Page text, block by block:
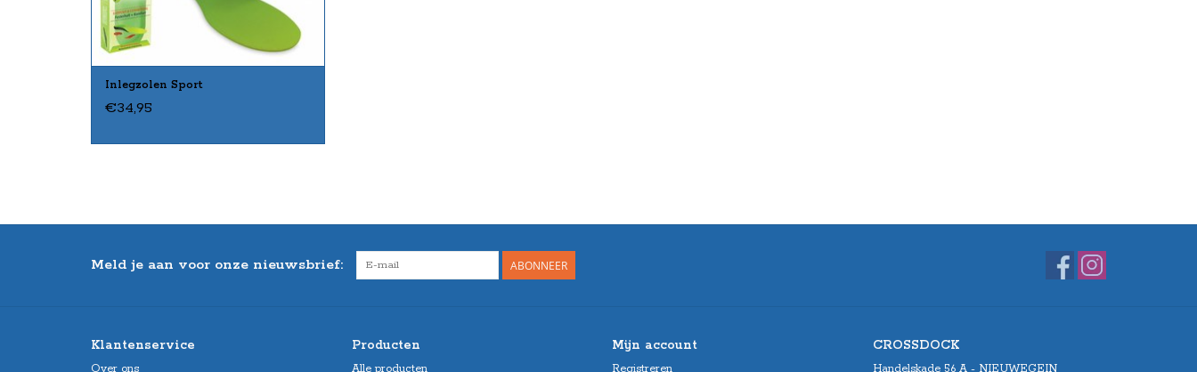
Inlegzolen Sport
€34,95
Meld je aan voor onze nieuwsbrief: ABONNEER
Klantenservice
Over ons
Producten
Alle producten
Mijn account
Registreren
CROSSDOCK
Handelskade 56 A - NIEUWEGEIN